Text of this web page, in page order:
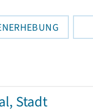
Stadt